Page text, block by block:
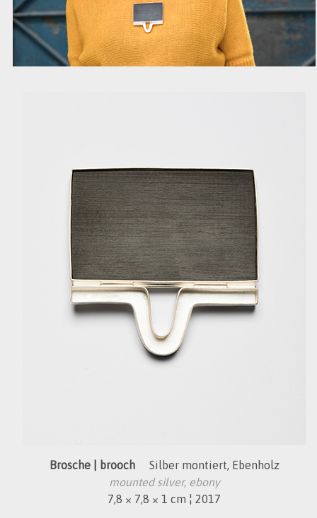
Brosche | broochSilber montiert, Ebenholz
mounted silver, ebony
7,8 × 7,8 × 1 cm ¦ 2017